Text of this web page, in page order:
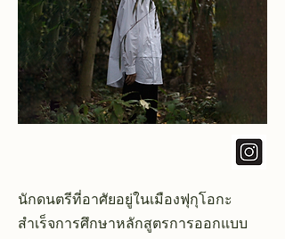
นักดนตรีที่อาศัยอยู่ในเมืองฟุกุโอกะ
สำเร็จการศึกษาหลักสูตรการออกแบบ